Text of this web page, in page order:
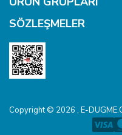
SÖZLEŞMELER
Copyright © 2026 , E-